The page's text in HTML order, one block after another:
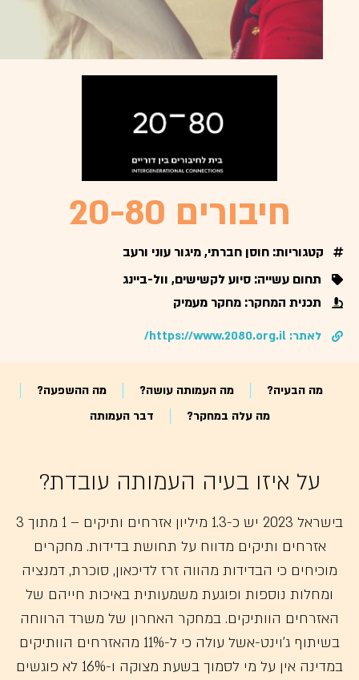
חיבורים 20-80
קטגוריות: חוסן חברתי, מיגור עוני ורעב
תחום עשייה: סיוע לקשישים, וול-ביינג
תכנית המחקר: מחקר מעמיק
לאתר: https://www.2080.org.il/
מה הבעיה? מה העמותה עושה?
מה ההשפעה?
מה עלה במחקר?
דבר העמותה
על איזו בעיה העמותה עובדת?
בישראל 2023 יש כ-1.3 מיליון אזרחים ותיקים – 1 מתוך 3
אזרחים ותיקים מדווח על תחושת בדידות. מחקרים
מוכיחים כי הבדידות מהווה זרז לדיכאון, סוכרת, דמנציה
ומחלות נוספות ופוגעת משמעותית באיכות חייהם של
האזרחים הוותיקים. במחקר האחרון של משרד הרווחה
בשיתוף ג'וינט-אשל עולה כי ל-11% מהאזרחים הוותיקים
במדינה אין על מי לסמוך בשעת מצוקה ו-16% לא פוגשים